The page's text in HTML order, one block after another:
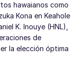
hawaianos como
Kona en Keahole
K. Inouye (HNL),
de
la elección óptima